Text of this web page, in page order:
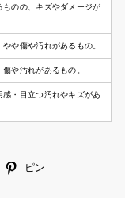
ものの、キズやダメージが
や傷や汚れがあるもの。
や汚れがあるもの。
・目立つ汚れやキズがあ
ピン